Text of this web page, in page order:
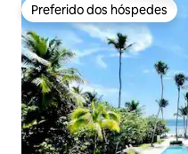
Preferido dos hóspedes
Preferido dos hóspedes